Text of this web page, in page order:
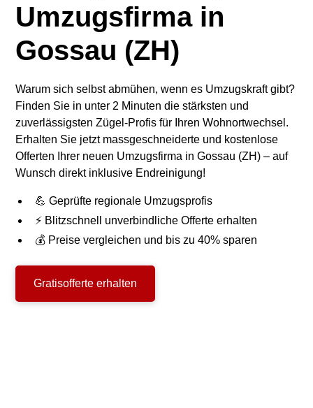
Umzugsfirma in
Gossau (ZH)
Warum sich selbst abmühen, wenn es Umzugskraft gibt?
Finden Sie in unter 2 Minuten die stärksten und
zuverlässigsten Zügel-Profis für Ihren Wohnortwechsel.
Erhalten Sie jetzt massgeschneiderte und kostenlose
Offerten Ihrer neuen Umzugsfirma in Gossau (ZH) – auf
Wunsch direkt inklusive Endreinigung!
💪 Geprüfte regionale Umzugsprofis
⚡ Blitzschnell unverbindliche Offerte erhalten
💰 Preise vergleichen und bis zu 40% sparen
Gratisofferte erhalten